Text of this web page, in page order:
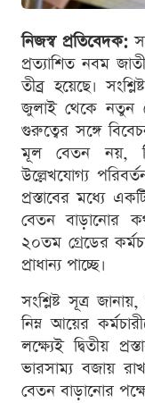
নিজস্ব প্রতিবেদক:
প্রত্যাশিত নবম
তীব্র হয়েছে।
জুলাই থেকে নতুন
গুরুত্বের সঙ্গে
মূল বেতন নয়,
উল্লেখযোগ্য
প্রস্তাবের মধ্যে
বেতন বাড়ানোর
২০তম গ্রেডের
প্রাধান্য পাচ্ছে।
সংশ্লিষ্ট সূত্র
নিম্ন আয়ের
লক্ষ্যেই দ্বিতীয়
ভারসাম্য বজায়
বেতন বাড়ানোর